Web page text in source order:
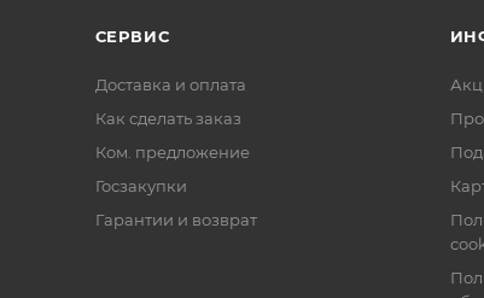
СЕРВИС
Доставка и оплата
Как сделать заказ
Ком. предложение
Госзакупки
Гарантии и возврат